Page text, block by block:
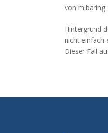
vonm.baring
Hintergrund
nicht einfach
Dieser Fall